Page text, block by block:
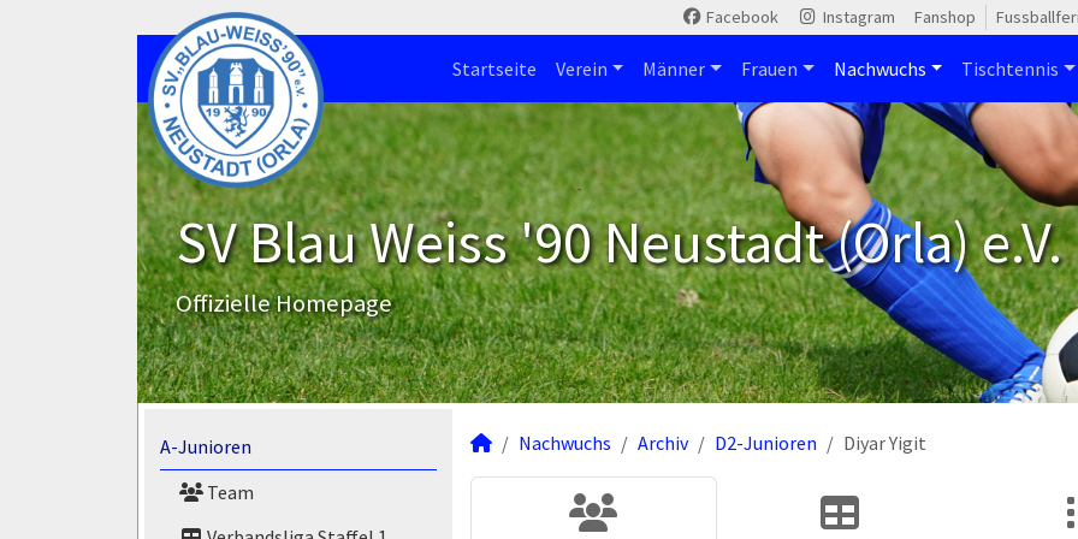
Facebook Instagram Fanshop
Startseite Verein Männer Frauen Nachwuchs Tischtennis
SV Blau Weiss '90 Neustadt (Orla) e.V.
Offizielle Homepage
A-Junioren
Team
Nachwuchs Archiv D2-Junioren Diyar Yigit